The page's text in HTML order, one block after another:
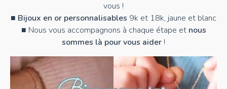
vous !
■ Bijoux en or personnalisables 9k et 18k, jaune et blanc
■ Nous vous accompagnons à chaque étape et nous
sommes là pour vous aider !